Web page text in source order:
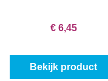
€ 6,45
Bekijk product